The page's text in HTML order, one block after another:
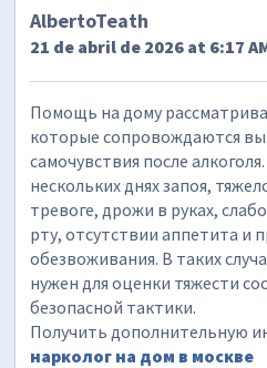
AlbertoTeath
21 de abril de 2026 at 6:17
Помощь на дому
которые сопровождаются
самочувствия после
нескольких днях запоя,
тревоге, дрожи в руках,
рту, отсутствии аппетита и
обезвоживания. В таких
нужен для оценки тяжести
безопасной тактики.
Получить дополнительную
нарколог на дом в москве